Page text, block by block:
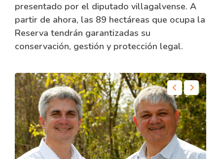
presentado por el diputado villagalvense. A
partir de ahora, las 89 hectáreas que ocupa la
Reserva tendrán garantizadas su
conservación, gestión y protección legal.